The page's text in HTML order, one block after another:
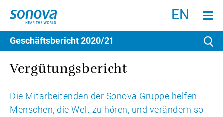
Geschäftsbericht2020/21
EN
Vergütungsbericht
Die Mitarbeitenden der Sonova Gruppe helfen
Menschen, die Welt zu hören, und verändern so